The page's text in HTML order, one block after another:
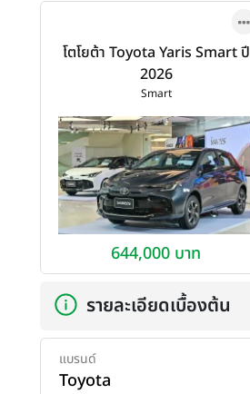
โตโยต้า Toyota Yaris Smart ปี
2026
Smart
644,000 บาท
รายละเอียดเบื้องต้น
แบรนด์
Toyota